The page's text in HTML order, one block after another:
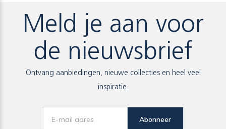
Meld je aan voor
de nieuwsbrief
Ontvang aanbiedingen, nieuwe collecties en heel veel
inspiratie.
Abonneer